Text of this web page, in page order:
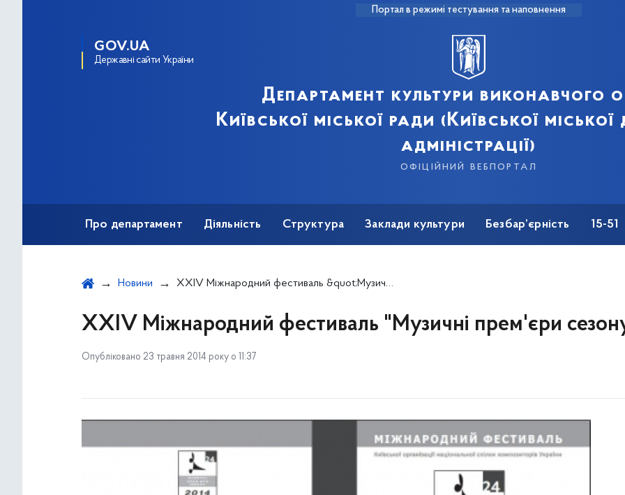
Портал в режимі тестування та наповнення
GOV.UA
Державні сайти України
Департамент культури виконавчого
Київської міської ради (Київської
адміністрації)
офіційний вебпортал
Про департамент Діяльність Структура Заклади культури Безбар’єрність 15-51
Новини XXIV Міжнародний фестиваль &quot;Музичні прем&#039;єри сезону&quot;
XXIV Міжнародний фестиваль "Музичні прем'єри
Опубліковано 23 травня 2014 року о 11:37